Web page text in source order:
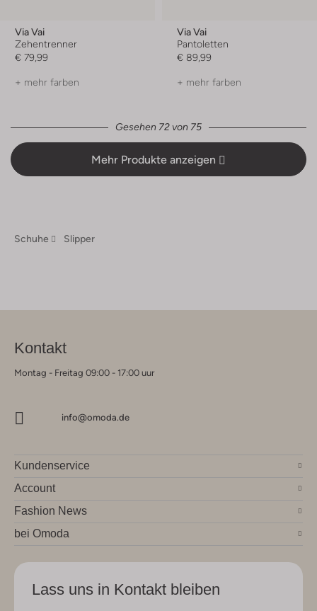
Via Vai
Zehentrenner
€ 79,99
+ mehr farben
Via Vai
Pantoletten
€ 89,99
+ mehr farben
Gesehen 72 von 75
Mehr Produkte anzeigen
Schuhe Slipper
Kontakt
Montag - Freitag 09:00 - 17:00 uur
info@omoda.de
Kundenservice
Account
Fashion News
bei Omoda
Lass uns in Kontakt bleiben